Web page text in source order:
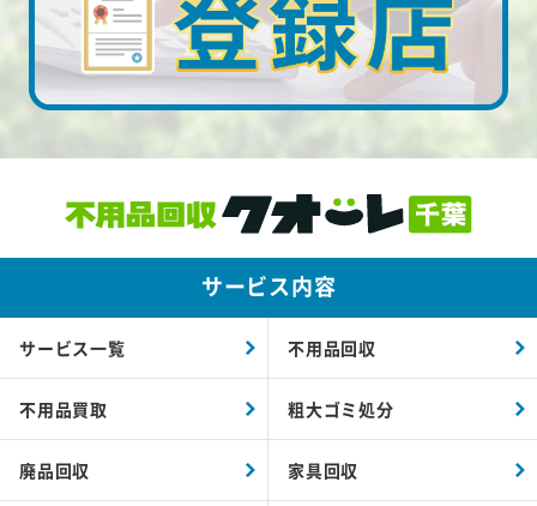
サービス内容
サービス一覧 不用品回収
不用品買取 粗大ゴミ処分
廃品回収 家具回収